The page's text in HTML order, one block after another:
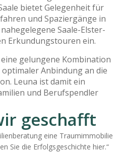
bietet Gelegenheit für
und Spaziergänge in
Saale-Elster-
Erkundungstouren ein.
gelungene Kombination
Anbindung an die
Leuna ist damit ein
und Berufspendler
geschafft
eine Traumimmobilie
Sie die Erfolgsgeschichte hier.“